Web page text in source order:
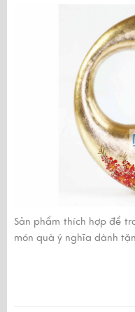
Sản phẩm thích hợp để
món quà ý nghĩa dành